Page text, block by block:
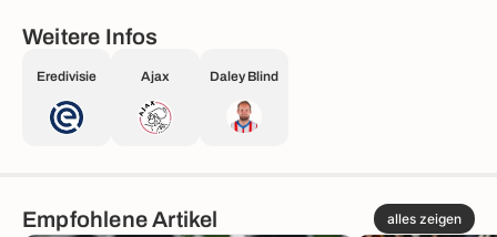
Weitere Infos
Eredivisie Ajax Daley Blind
Empfohlene Artikel alles zeigen